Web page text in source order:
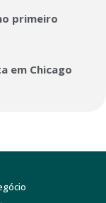
primeiro
em Chicago